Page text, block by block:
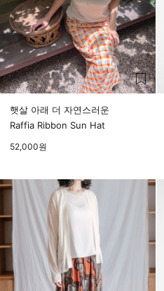
햇살 아래 더 자연스러운
Raffia Ribbon Sun Hat
52,000원